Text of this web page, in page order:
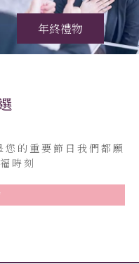
年終禮物
的重要節日我們都願
時刻